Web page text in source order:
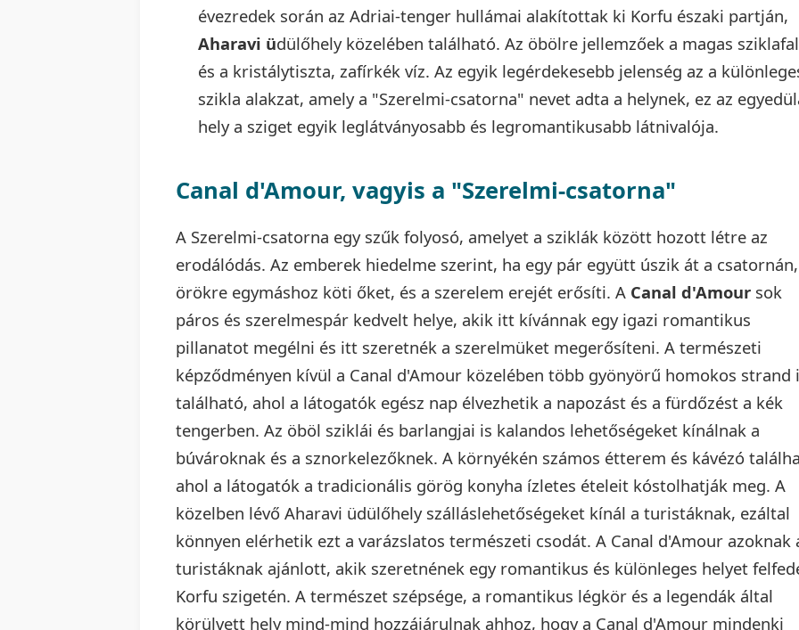
évezredek során az Adriai-tenger hullámai alakítottak ki Korfu északi partján,
Aharavi üdülőhely közelében található. Az öbölre jellemzőek a magas
és a kristálytiszta, zafírkék víz. Az egyik legérdekesebb jelenség az a
szikla alakzat, amely a "Szerelmi-csatorna" nevet adta a helynek, ez az
hely a sziget egyik leglátványosabb és legromantikusabb látnivalója.
Canal d'Amour, vagyis a "Szerelmi-csatorna"
A Szerelmi-csatorna egy szűk folyosó, amelyet a sziklák között hozott létre az
erodálódás. Az emberek hiedelme szerint, ha egy pár együtt úszik át a
örökre egymáshoz köti őket, és a szerelem erejét erősíti. A Canal d'Amour sok
páros és szerelmespár kedvelt helye, akik itt kívánnak egy igazi romantikus
pillanatot megélni és itt szeretnék a szerelmüket megerősíteni. A természeti
képződményen kívül a Canal d'Amour közelében több gyönyörű homokos strand
található, ahol a látogatók egész nap élvezhetik a napozást és a fürdőzést a kék
tengerben. Az öböl sziklái és barlangjai is kalandos lehetőségeket kínálnak a
búvároknak és a sznorkelezőknek. A környékén számos étterem és kávézó
ahol a látogatók a tradicionális görög konyha ízletes ételeit kóstolhatják meg. A
közelben lévő Aharavi üdülőhely szálláslehetőségeket kínál a turistáknak, ezáltal
könnyen elérhetik ezt a varázslatos természeti csodát. A Canal d'Amour azoknak
turistáknak ajánlott, akik szeretnének egy romantikus és különleges helyet
Korfu szigetén. A természet szépsége, a romantikus légkör és a legendák által
körülvett hely mind-mind hozzájárulnak ahhoz, hogy a Canal d'Amour mindenki